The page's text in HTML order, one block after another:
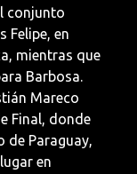
conjunto
Felipe, en
mientras que
Barbosa.
Mareco
Final, donde
de Paraguay,
en